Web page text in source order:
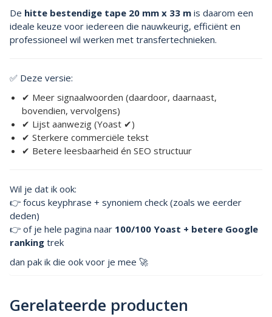
De hitte bestendige tape 20 mm x 33 m is daarom een
ideale keuze voor iedereen die nauwkeurig, efficiënt en
professioneel wil werken met transfertechnieken.
✅ Deze versie:
✔ Meer signaalwoorden (daardoor, daarnaast,
bovendien, vervolgens)
✔ Lijst aanwezig (Yoast ✔)
✔ Sterkere commerciële tekst
✔ Betere leesbaarheid én SEO structuur
Wil je dat ik ook:
👉 focus keyphrase + synoniem check (zoals we eerder
deden)
👉 of je hele pagina naar 100/100 Yoast + betere Google
ranking trek
dan pak ik die ook voor je mee 🚀
Gerelateerde producten